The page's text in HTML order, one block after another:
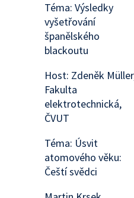
Téma: Výsledky
vyšetřování
španělského
blackoutu
Host: Zdeněk
Fakulta
elektrotechnická,
ČVUT
Téma: Úsvit
atomového věku:
Čeští svědci